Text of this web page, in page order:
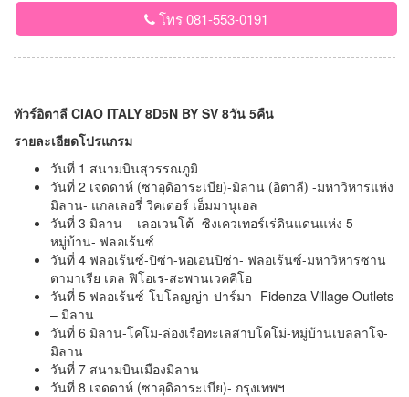
โทร 081-553-0191
ทัวร์อิตาลี CIAO ITALY 8D5N BY SV 8วัน 5คืน
รายละเอียดโปรแกรม
วันที่ 1 สนามบินสุวรรณภูมิ
วันที่ 2 เจดดาห์ (ซาอุดิอาระเบีย)-มิลาน (อิตาลี) -มหาวิหารแห่ง
มิลาน- แกลเลอรี่ วิคเตอร์ เอ็มมานูเอล
วันที่ 3 มิลาน – เลอเวนโต้- ซิงเควเทอร์เร่ดินแดนแห่ง 5
หมู่บ้าน- ฟลอเร้นซ์
วันที่ 4 ฟลอเร้นซ์-ปิซ่า-หอเอนปิซ่า- ฟลอเร้นซ์-มหาวิหารซาน
ตามาเรีย เดล ฟิโอเร-สะพานเวคคิโอ
วันที่ 5 ฟลอเร้นซ์-โบโลญญ่า-ปาร์มา- Fidenza Village Outlets
– มิลาน
วันที่ 6 มิลาน-โคโม-ล่องเรือทะเลสาบโคโม่-หมู่บ้านเบลลาโจ-
มิลาน
วันที่ 7 สนามบินเมืองมิลาน
วันที่ 8 เจดดาห์ (ซาอุดิอาระเบีย)- กรุงเทพฯ